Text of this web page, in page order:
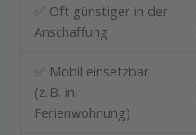
✅ Oft günstiger in der
Anschaffung
✅ Mobil einsetzbar
(z. B. in
Ferienwohnung)